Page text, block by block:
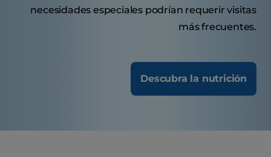
necesidades especiales podrían requerir visitas
más frecuentes.
Descubra la nutrición